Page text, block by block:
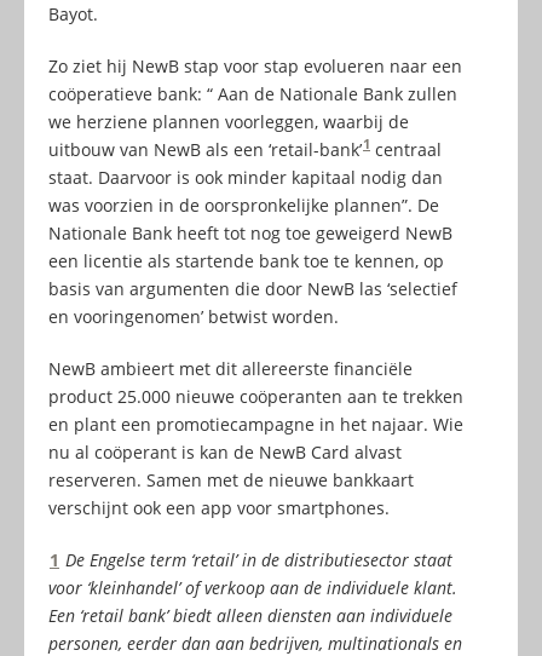
Bayot.
Zo ziet hij NewB stap voor stap evolueren naar een
coöperatieve bank: “ Aan de Nationale Bank zullen
we herziene plannen voorleggen, waarbij de
uitbouw van NewB als een ‘retail-bank’1 centraal
staat. Daarvoor is ook minder kapitaal nodig dan
was voorzien in de oorspronkelijke plannen”. De
Nationale Bank heeft tot nog toe geweigerd NewB
een licentie als startende bank toe te kennen, op
basis van argumenten die door NewB las ‘selectief
en vooringenomen’ betwist worden.
NewB ambieert met dit allereerste financiële
product 25.000 nieuwe coöperanten aan te trekken
en plant een promotiecampagne in het najaar. Wie
nu al coöperant is kan de NewB Card alvast
reserveren. Samen met de nieuwe bankkaart
verschijnt ook een app voor smartphones.
1 De Engelse term ‘retail’ in de distributiesector staat
voor ‘kleinhandel’ of verkoop aan de individuele klant.
Een ‘retail bank’ biedt alleen diensten aan individuele
personen, eerder dan aan bedrijven, multinationals en